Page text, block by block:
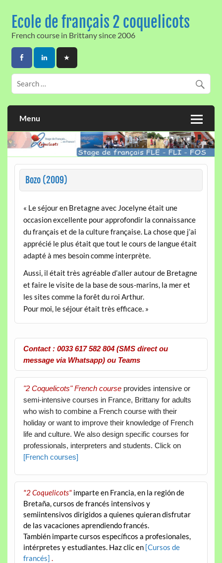
contentEcole de français 2 coquelicots
French course in Brittany since 2006
Menu
Bozo (2009)
« Le séjour en Bretagne avec Jocelyne était une
occasion excellente pour approfondir la connaissance
du français et de la culture française. La chose que j’ai
apprécié le plus était que tout le cours de langue était
adapté à mes besoin comme interprète.
Aussi, il était très agréable d’aller autour de Bretagne
et faire le visite de la base de sous-marins, la mer et
les sites comme la forêt du roi Arthur.
Pour moi, le séjour était très efficace. »
Contact : 0033 617 582 804 (SMS direct ou
message via Whatsapp) ou Teams
"2 Coquelicots" French courseprovides intensive or
semi-intensive courses in France, Brittany for adults
who wish to combine a French course with their
holiday or want to improve their knowledge of French
life and culture. We also design specific courses for
professionals, interpreters and students. Click on
[French courses]
"2 Coquelicots"imparte en Francia, en la región de
Bretaña, cursos de francés intensivos y
semiintensivos dirigidos a quienes quieran disfrutar
de las vacaciones aprendiendo francés.
También imparte cursos específicos a profesionales,
intérpretes y estudiantes. Haz clic en [Cursos de
francés]